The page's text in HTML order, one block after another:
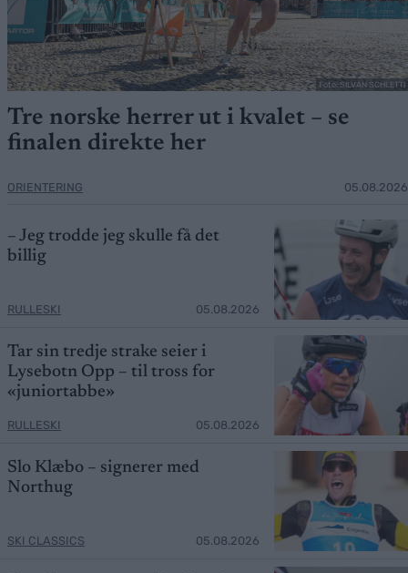
Foto: SILVAN SCHLETTI
Tre norske herrer ut i kvalet – se
finalen direkte her
ORIENTERING 05.08.2026
– Jeg trodde jeg skulle få det
billig
RULLESKI 05.08.2026
Tar sin tredje strake seier i
Lysebotn Opp – til tross for
«juniortabbe»
RULLESKI 05.08.2026
Slo Klæbo – signerer med
Northug
SKI CLASSICS 05.08.2026